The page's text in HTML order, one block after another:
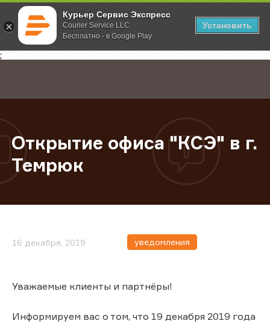
Курьер Сервис Экспресс
Courier Service LLC
Бесплатно - в Google Play
Установить
;
Главная О компании Новости Открытие офиса "КСЭ" в г. Темрюк
Открытие офиса "КСЭ" в г.
Темрюк
16 декабря, 2019 уведомления
Уважаемые клиенты и партнёры!
Информируем вас о том, что 19 декабря 2019 года